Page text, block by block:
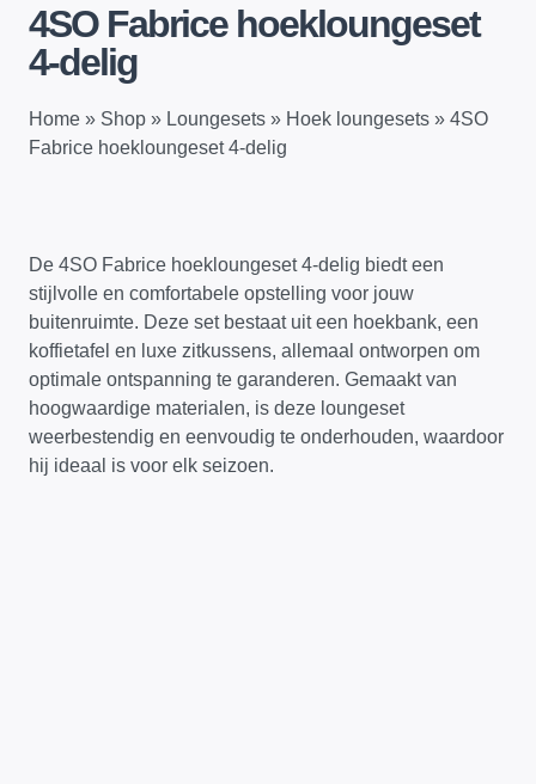
4SO Fabrice hoekloungeset
4-delig
Home » Shop » Loungesets » Hoek loungesets » 4SO
Fabrice hoekloungeset 4-delig
De 4SO Fabrice hoekloungeset 4-delig biedt een
stijlvolle en comfortabele opstelling voor jouw
buitenruimte. Deze set bestaat uit een hoekbank, een
koffietafel en luxe zitkussens, allemaal ontworpen om
optimale ontspanning te garanderen. Gemaakt van
hoogwaardige materialen, is deze loungeset
weerbestendig en eenvoudig te onderhouden, waardoor
hij ideaal is voor elk seizoen.